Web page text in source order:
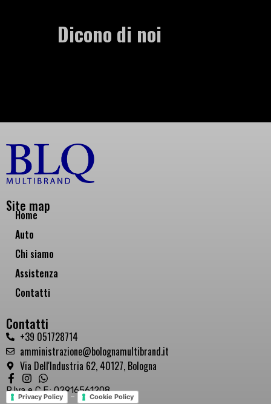
Dicono di noi
Site map
Home
Auto
Chi siamo
Assistenza
Contatti
Contatti
+39 051728714
amministrazione@bolognamultibrand.it
Via Dell'Industria 62, 40127, Bologna
P.Iva e C.F.: 02916561208
Privacy Policy - Cookie Policy